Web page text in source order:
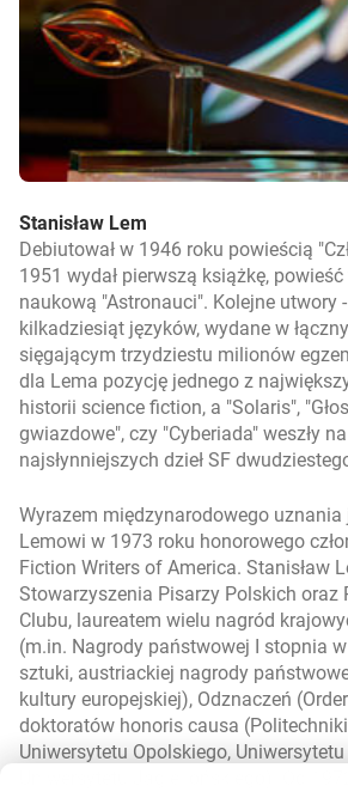
Stanisław Lem
Debiutował w 1946 roku powieścią
1951 wydał pierwszą książkę,
naukową "Astronauci". Kolejne utwory
kilkadziesiąt języków, wydane w
sięgającym trzydziestu milionów
dla Lema pozycję jednego z
historii science fiction, a "Solaris",
gwiazdowe", czy "Cyberiada" weszły
najsłynniejszych dzieł SF
Wyrazem międzynarodowego
Lemowi w 1973 roku honorowego
Fiction Writers of America. Stanisław
Stowarzyszenia Pisarzy Polskich oraz
Clubu, laureatem wielu nagród
(m.in. Nagrody państwowej I stopnia
sztuki, austriackiej nagrody
kultury europejskiej), Odznaczeń
doktoratów honoris causa (Politechniki
Uniwersytetu Opolskiego,